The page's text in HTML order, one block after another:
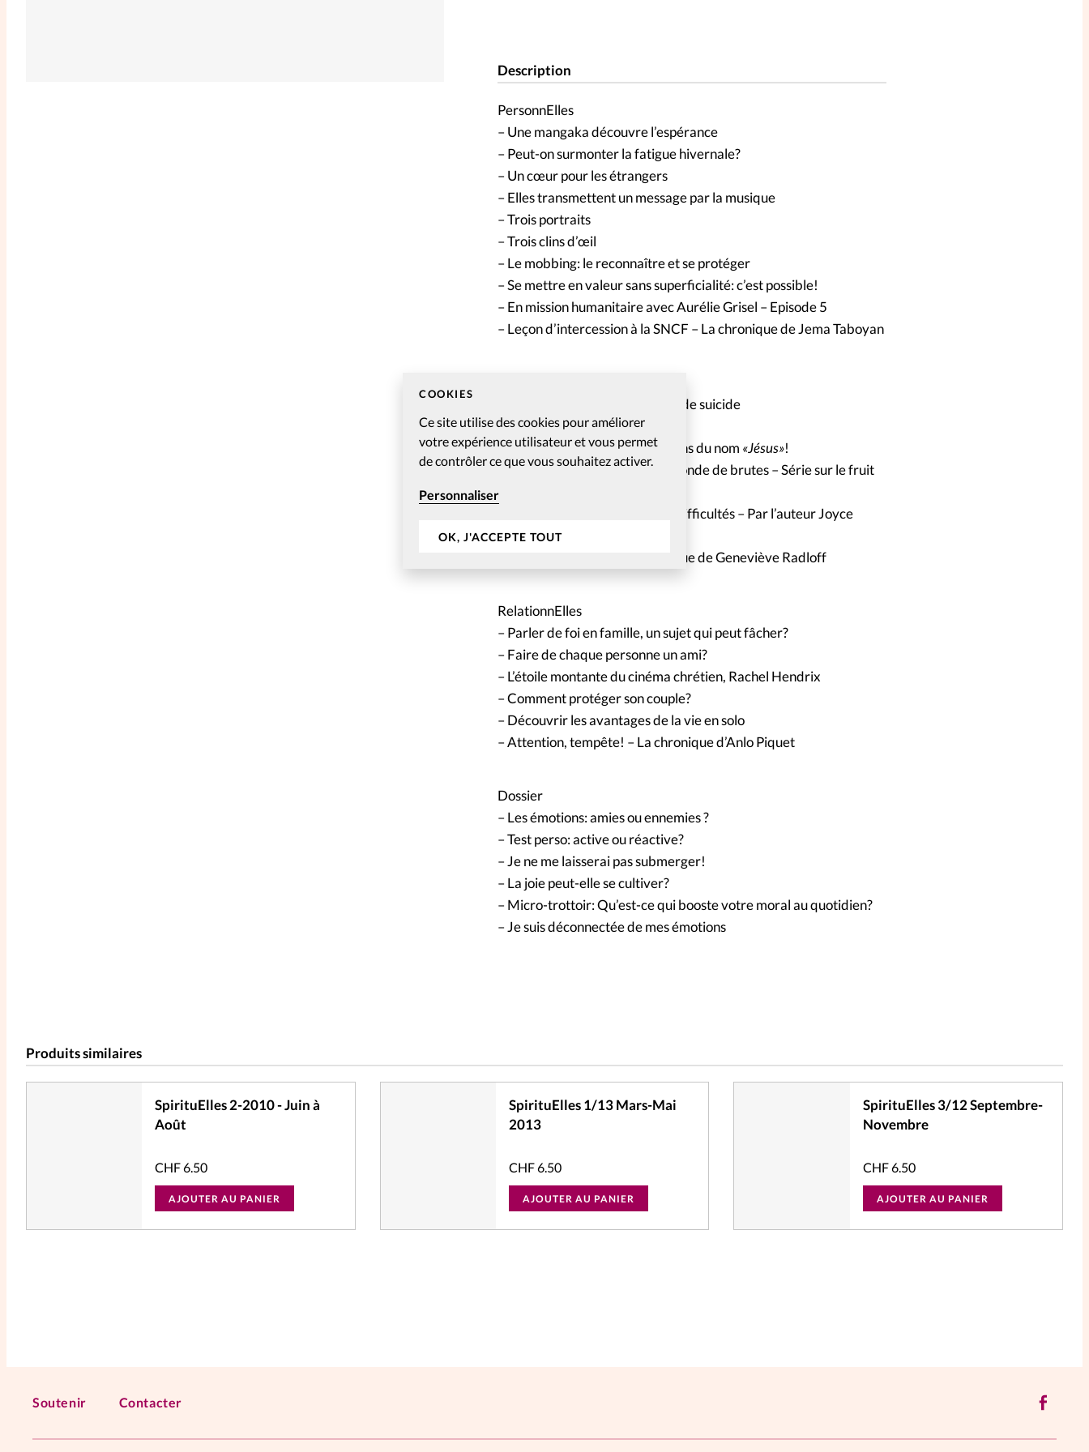
COOKIES
Ce site utilise des cookies pour améliorer
votre expérience utilisateur et vous permet
de contrôler ce que vous souhaitez activer.
Personnaliser
OK, J'ACCEPTE TOUT
Description
PersonnElles
– Une mangaka découvre l’espérance
– Peut-on surmonter la fatigue hivernale?
– Un cœur pour les étrangers
– Elles transmettent un message par la musique
– Trois portraits
– Trois clins d’œil
– Le mobbing: le reconnaître et se protéger
– Se mettre en valeur sans superficialité: c’est possible!
– En mission humanitaire avec Aurélie Grisel – Episode 5
– Leçon d’intercession à la SNCF – La chronique de Jema Taboyan
– Elle a survécu à une tentative de suicide
– Touche pas à ma vérité
– Noël: Les diverses significations du nom «Jésus»!
– Un peu de douceur dans un monde de brutes – Série sur le fruit
de l’Esprit
– Trouver du courage dans les difficultés – Par l’auteur Joyce
Meyer
– Ma carte fidélité – La chronique de Geneviève Radloff
RelationnElles
– Parler de foi en famille, un sujet qui peut fâcher?
– Faire de chaque personne un ami?
– L’étoile montante du cinéma chrétien, Rachel Hendrix
– Comment protéger son couple?
– Découvrir les avantages de la vie en solo
– Attention, tempête! – La chronique d’Anlo Piquet
Dossier
– Les émotions: amies ou ennemies ?
– Test perso: active ou réactive?
– Je ne me laisserai pas submerger!
– La joie peut-elle se cultiver?
– Micro-trottoir: Qu’est-ce qui booste votre moral au quotidien?
– Je suis déconnectée de mes émotions
Produits similaires
SpirituElles 2-2010 - Juin à
Août
CHF6.50
AJOUTER AU PANIER
SpirituElles 1/13 Mars-Mai
2013
CHF6.50
AJOUTER AU PANIER
SpirituElles 3/12 Septembre-
Novembre
CHF6.50
AJOUTER AU PANIER
Soutenir Contacter